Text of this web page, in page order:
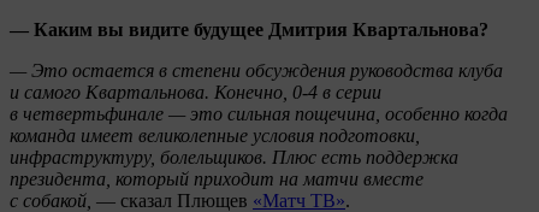
— Каким вы видите будущее Дмитрия Квартальнова?
— Это остается в степени обсуждения руководства клуба
и самого Квартальнова. Конечно, 0-4 в серии
в четвертьфинале — это сильная пощечина, особенно когда
команда имеет великолепные условия подготовки,
инфраструктуру, болельщиков. Плюс есть поддержка
президента, который приходит на матчи вместе
с собакой, — сказал Плющев «Матч ТВ».